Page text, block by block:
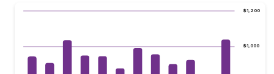
$1,000
$1,200